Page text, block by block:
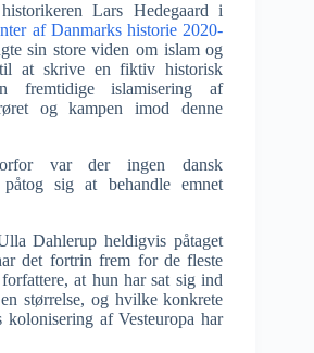
Lars Hedegaard i
af Danmarks historie 2020-
sin store viden om islam og
at skrive en fiktiv historisk
fremtidige islamisering af
og kampen imod denne
var der ingen dansk
påtog sig at behandle emnet
Dahlerup heldigvis påtaget
det fortrin frem for de fleste
at hun har sat sig ind
størrelse, og hvilke konkrete
kolonisering af Vesteuropa har